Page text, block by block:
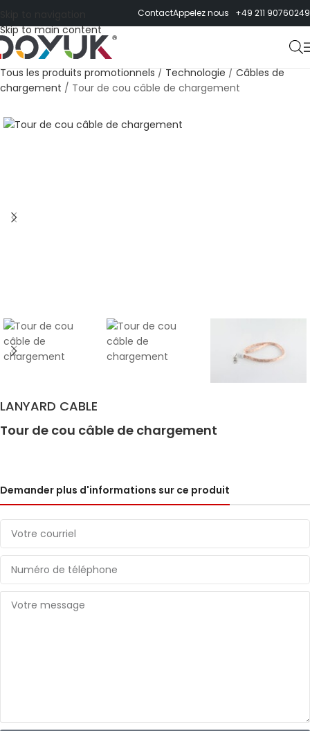
Skip to main content
ContactAppelez nous +49 211 90760249
Tous les produits promotionnels / Technologie / Câbles de
chargement / Tour de cou câble de chargement
LANYARD CABLE
Tour de cou câble de chargement
Demander plus d'informations sur ce produit